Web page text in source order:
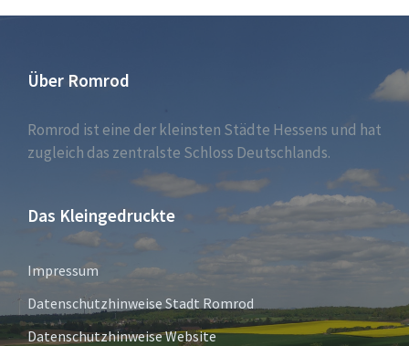
Über Romrod
Romrod ist eine der kleinsten Städte Hessens und hat
zugleich das zentralste Schloss Deutschlands.
Das Kleingedruckte
Impressum
Datenschutzhinweise Stadt Romrod
Datenschutzhinweise Website